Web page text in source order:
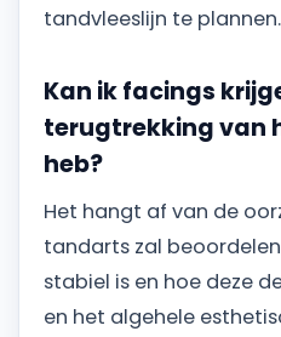
tandvleeslijn te plannen.
Kan ik facings
terugtrekking van
heb?
Het hangt af van de
tandarts zal
stabiel is en hoe deze
en het algehele